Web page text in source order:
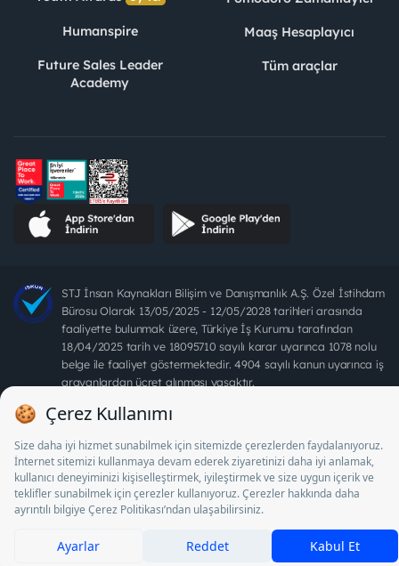
Humanspire
Future Sales Leader
Academy
Maaş Hesaplayıcı
Tüm araçlar
STJ İnsan Kaynakları Bilişim ve Danışmanlık A.Ş. Özel İstihdam
Bürosu Olarak 13/05/2025 - 12/05/2028 tarihleri arasında
faaliyette bulunmak üzere, Türkiye İş Kurumu tarafından
18/04/2025 tarih ve 18095710 sayılı karar uyarınca 1078 nolu
belge ile faaliyet göstermektedir. 4904 sayılı kanun uyarınca iş
arayanlardan ücret alınması yasaktır.